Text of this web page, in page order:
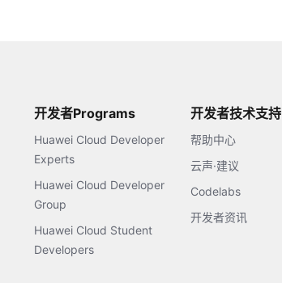
开发者Programs
Huawei Cloud Developer
Experts
Huawei Cloud Developer
Group
Huawei Cloud Student
Developers
开发者技术支持
帮助中心
云声·建议
Codelabs
开发者资讯